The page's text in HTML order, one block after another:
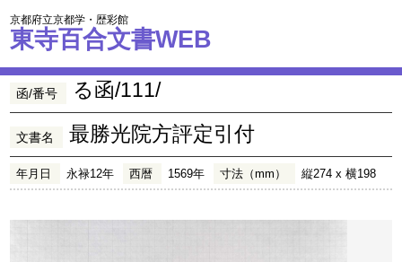
京都府立京都学・歴彩館
東寺百合文書WEB
函/番号 る函/111/
文書名 最勝光院方評定引付
年月日 永禄12年 西暦 1569年 寸法（mm） 縦274 x 横198